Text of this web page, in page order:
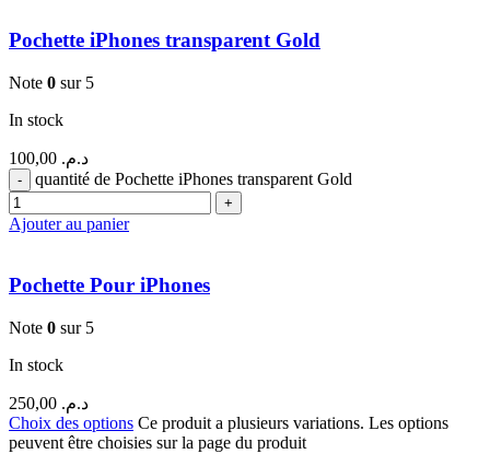
Pochette iPhones transparent Gold
Note 0 sur 5
In stock
د.م.
quantité de Pochette iPhones transparent Gold
Ajouter au panier
Pochette Pour iPhones
Note 0 sur 5
In stock
د.م.
Choix des options Ce produit a plusieurs variations. Les options
peuvent être choisies sur la page du produit